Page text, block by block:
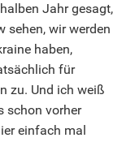
Jahr gesagt,
sehen, wir werden
haben,
für
zu. Und ich weiß
schon vorher
einfach mal